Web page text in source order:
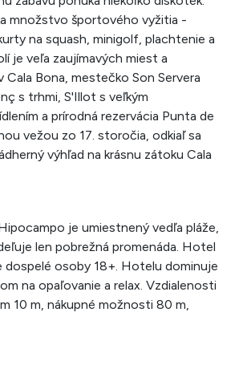
množstvo športového vyžitia -
na squash, minigolf, plachtenie a
je veľa zaujímavých miest a
Cala Bona, mestečko Son Servera
s trhmi, S'Illot s veľkým
a prírodná rezervácia Punta de
vežou zo 17. storočia, odkiaľ sa
výhľad na krásnu zátoku Cala
je umiestnený vedľa pláže,
len pobrežná promenáda. Hotel
dospelé osoby 18+. Hotelu dominuje
na opaľovanie a relax. Vzdialenosti
10 m, nákupné možnosti 80 m,